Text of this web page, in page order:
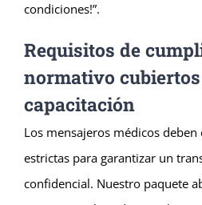
condiciones!”.
Requisitos de
normativo
capacitación
Los mensajeros médicos
estrictas para garantizar un
confidencial. Nuestro paquete